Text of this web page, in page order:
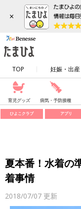
×
TOP 妊娠・出産
育児グッズ 病気・予防接種
ひよこクラブ アプリ
夏本番！水着の
着事情
2018/07/07 更新